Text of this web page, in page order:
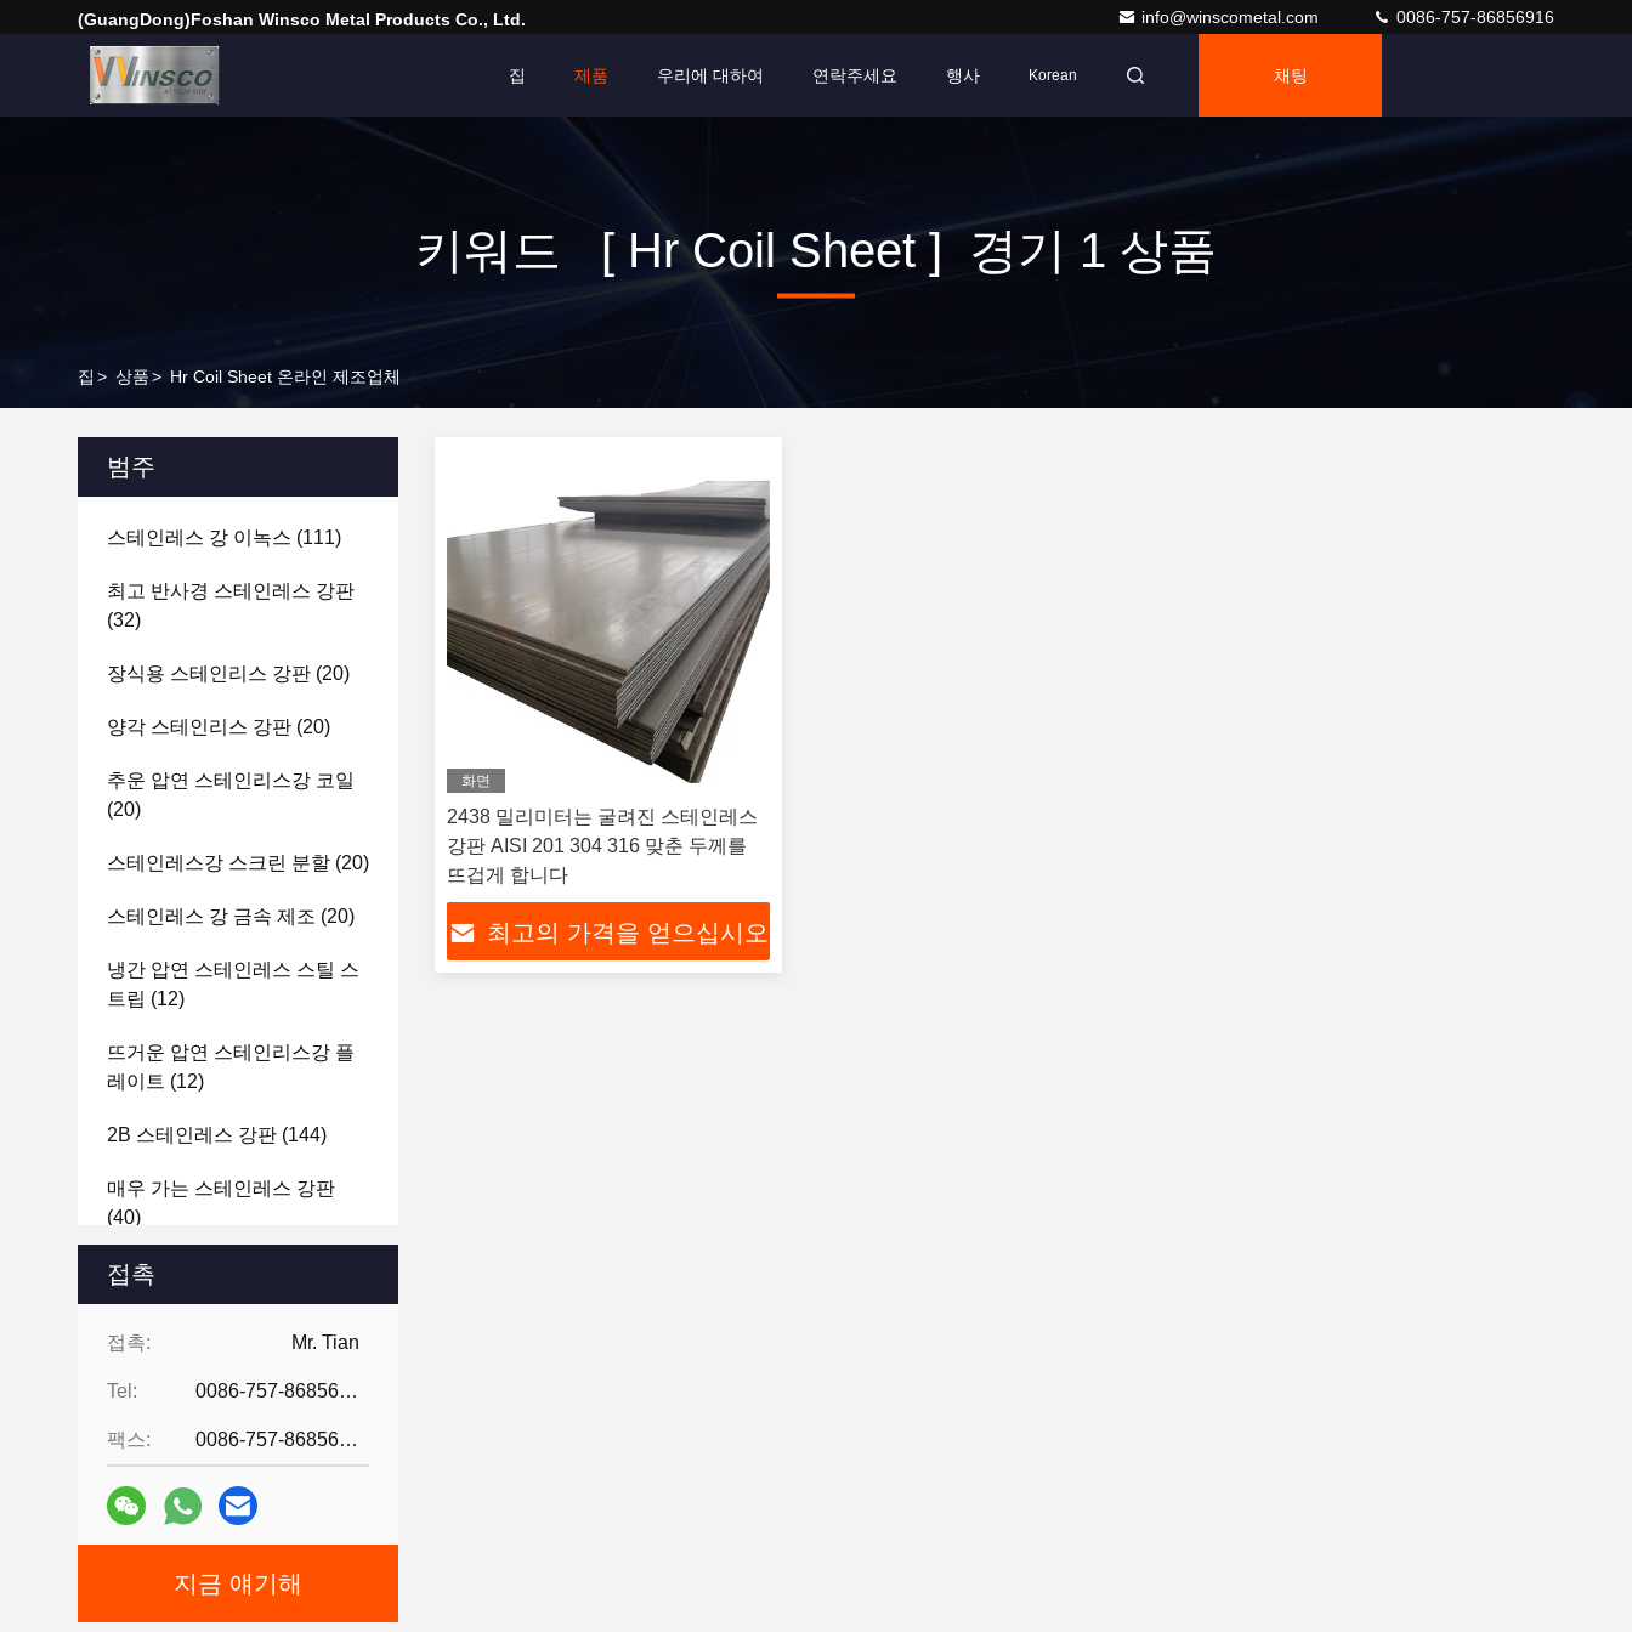
(GuangDong)Foshan Winsco Metal Products Co., Ltd. info@winscometal.com 0086-757-86856916
집 제품 우리에 대하여 연락주세요 행사 Korean 채팅
키워드 [ Hr Coil Sheet ] 경기 1 상품
집 > 상품> Hr Coil Sheet 온라인 제조업체
범주
스테인레스 강 이녹스 (111)
최고 반사경 스테인레스 강판
(32)
장식용 스테인리스 강판 (20)
양각 스테인리스 강판 (20)
추운 압연 스테인리스강 코일
(20)
스테인레스강 스크린 분할 (20)
스테인레스 강 금속 제조 (20)
냉간 압연 스테인레스 스틸 스
트립 (12)
뜨거운 압연 스테인리스강 플
레이트 (12)
2B 스테인레스 강판 (144)
매우 가는 스테인레스 강판
(40)
승강기 스테인레스 강판
Wire Mesh
(4)
접촉
접촉: Mr. Tian
Tel: 0086-757-86856916
팩스: 0086-757-86856916
지금 얘기해
화면
2438 밀리미터는 굴려진 스테인레스
강판 AISI 201 304 316 맞춘 두께를
뜨겁게 합니다
최고의 가격을 얻으십시오